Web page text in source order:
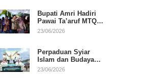
Bupati Amri Hadiri
Pawai Ta’aruf MTQ
XXXI Sultra, Beri
23/06/2026
Perpaduan Syiar
Islam dan Budaya
Warnai Pawai Ta’aruf
23/06/2026